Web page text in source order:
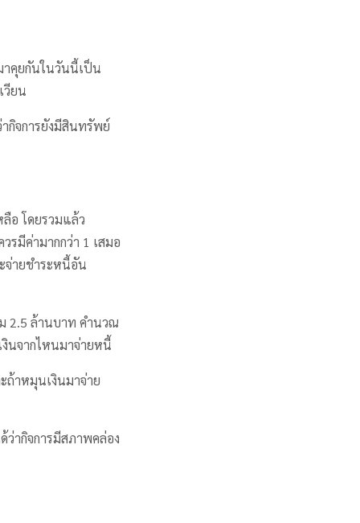
าคุยกันในวันนี้เป็น
วียน
กิจการยังมีสินทรัพย์
อ โดยรวมแล้ว
รมีค่ามากกว่า 1 เสมอ
จ่ายชำระหนี้อัน
2.5 ล้านบาท คำนวณ
งินจากไหนมาจ่ายหนี้
าหมุนเงินมาจ่าย
ว่ากิจการมีสภาพคล่อง